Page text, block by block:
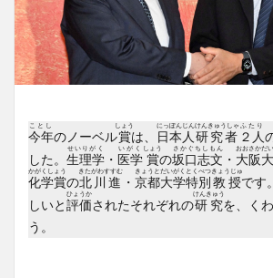
今年
ことし
のノーベル賞
しょう
は、 日本人
にっぽんじん
研究者
けんきゅうしゃ
２人
ふたり
した。 生理学
せいりがく
・ 医学
いがく
賞
しょう
の坂口志文
さかぐちしもん
・ 大阪
おおさかだ
化学賞
かがくしょう
の北川進
きたがわすすむ
・ 京都大学
きょうとだいがく
特別
とくべつ
教授
きょうじゅ
です。
しいと評価
ひょうか
されたそれぞれの研究
けんきゅう
を、く
う。